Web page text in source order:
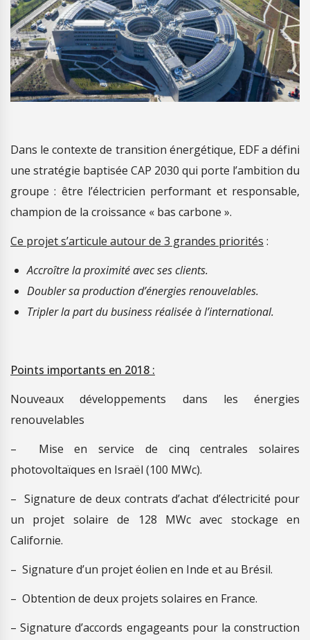
Dans le contexte de transition énergétique, EDF a défini
une stratégie baptisée CAP 2030 qui porte l’ambition du
groupe : être l’électricien performant et responsable,
champion de la croissance « bas carbone ».
Ce projet s’articule autour de 3 grandes priorités :
Accroître la proximité avec ses clients.
Doubler sa production d’énergies renouvelables.
Tripler la part du business réalisée à l’international.
Points importants en 2018 :
Nouveaux développements dans les énergies
renouvelables
– Mise en service de cinq centrales solaires
photovoltaïques en Israël (100 MWc).
– Signature de deux contrats d’achat d’électricité pour
un projet solaire de 128 MWc avec stockage en
Californie.
– Signature d’un projet éolien en Inde et au Brésil.
– Obtention de deux projets solaires en France.
– Signature d’accords engageants pour la construction